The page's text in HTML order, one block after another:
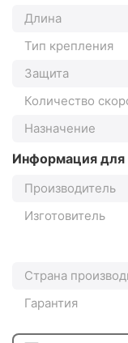
Длина
Тип крепления
Защита
Количество
Назначение
Информация для
Производитель
Изготовитель
Страна
Гарантия